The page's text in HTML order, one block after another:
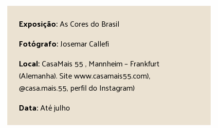
Exposição:As Cores do Brasil
Fotógrafo:Josemar Callefi
Local:CasaMais 55 , Mannheim – Frankfurt
(Alemanha). Site www.casamais55.com),
@casa.mais.55, perfil do Instagram)
Data:Até julho